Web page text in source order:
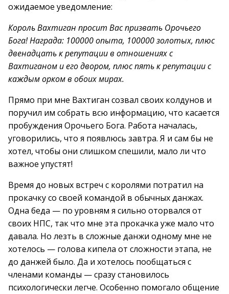
ожидаемое уведомление:
Король Вахтиган просит Вас призвать Орочьего
Бога! Награда: 100000 опыта, 100000 золотых, плюс
двенадцать к репутации в отношениях с
Вахтиганом и его двором, плюс пять к репутации с
каждым орком в обоих мирах.
Прямо при мне Вахтиган созвал своих колдунов и
поручил им собрать всю информацию, что касается
пробуждения Орочьего Бога. Работа началась,
уговорились, что я появлюсь завтра. Я и сам бы не
хотел, чтобы они слишком спешили, мало ли что
важное упустят!
Время до новых встреч с королями потратил на
прокачку со своей командой в обычных данжах.
Одна беда — по уровням я сильно оторвался от
своих НПС, так что мне эта прокачка уже мало что
давала. Но лезть в сложные данжи одному мне не
хотелось — голова кипела от сложности этапа, не
до данжей было. Да и хотелось пообщаться с
членами команды — сразу становилось
психологически легче. Особенно помогало общение